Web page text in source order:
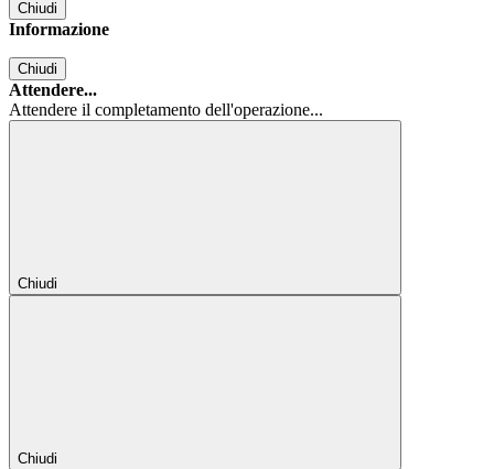
Chiudi
Informazione
Chiudi
Attendere...
Attendere il completamento dell'operazione...
Chiudi
Chiudi